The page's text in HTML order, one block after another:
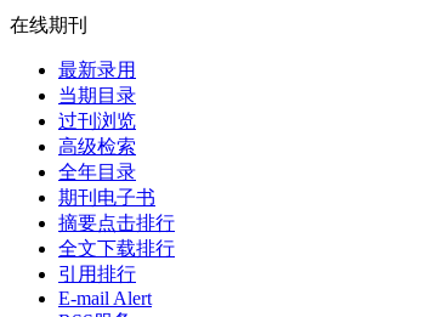
在线期刊
最新录用
当期目录
过刊浏览
高级检索
全年目录
期刊电子书
摘要点击排行
全文下载排行
引用排行
E-mail Alert